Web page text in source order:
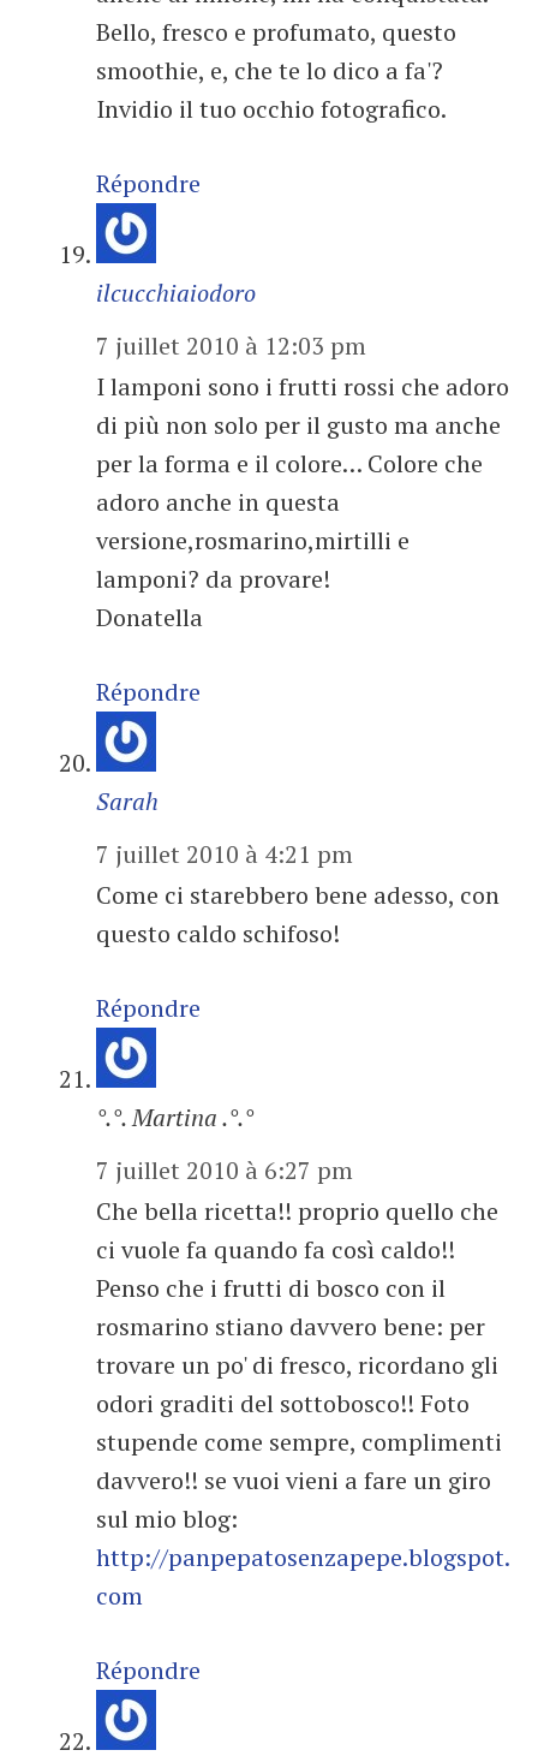
Bello, fresco e profumato, questo
smoothie, e, che te lo dico a fa'?
Invidio il tuo occhio fotografico.
Répondre
ilcucchiaiodoro
7 juillet 2010 à 12:03 pm
I lamponi sono i frutti rossi che adoro
di più non solo per il gusto ma anche
per la forma e il colore… Colore che
adoro anche in questa
versione,rosmarino,mirtilli e
lamponi? da provare!
Donatella
Répondre
Sarah
7 juillet 2010 à 4:21 pm
Come ci starebbero bene adesso, con
questo caldo schifoso!
Répondre
°.°. Martina .°.°
7 juillet 2010 à 6:27 pm
Che bella ricetta!! proprio quello che
ci vuole fa quando fa così caldo!!
Penso che i frutti di bosco con il
rosmarino stiano davvero bene: per
trovare un po' di fresco, ricordano gli
odori graditi del sottobosco!! Foto
stupende come sempre, complimenti
davvero!! se vuoi vieni a fare un giro
sul mio blog:
http://panpepatosenzapepe.blogspot.
com
Répondre